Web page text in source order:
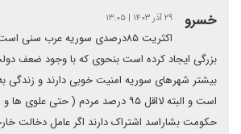
خسرو ۲۹ آذر ۱۴۰۳ | ۱۳:۰۵
اکثریت ۸۵درصدی سوریه عرب
بزرگی ایجاد کرده است بنحوی که با وجود ضعف
بیشتر شهرهای سوریه امنیت خوبی دارند و زندگی
است و البته لااقل ۹۵ درصد مردم ( حتی
حکومت بشاراسد اشتراک دارند اگر عامل دخالت